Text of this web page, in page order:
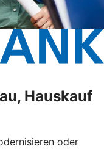
Hauskauf
oder